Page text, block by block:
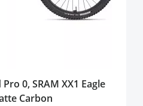
0, SRAM XX1 Eagle
Carbon